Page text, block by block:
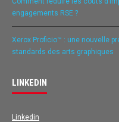
engagements RSE ?
Xerox Proficio™ : une nouvelle
standards des arts graphiques
LINKEDIN
Linkedin